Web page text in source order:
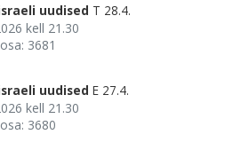
uudised T 28.4.
kell 21.30
3681
uudised E 27.4.
kell 21.30
3680